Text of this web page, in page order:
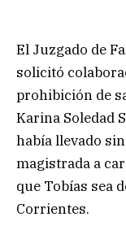
El Juzgado de
solicitó
prohibición de
Karina Soledad
había llevado
magistrada a
que Tobías sea
Corrientes.